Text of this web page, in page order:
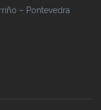
– Pontevedra